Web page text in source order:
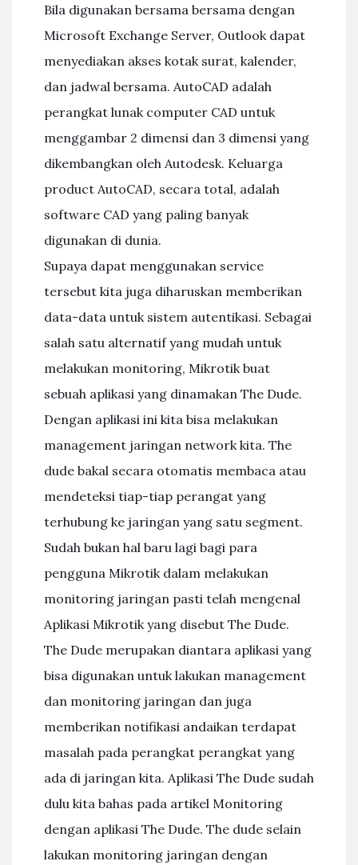
Bila digunakan bersama bersama dengan
Microsoft Exchange Server, Outlook dapat
menyediakan akses kotak surat, kalender,
dan jadwal bersama. AutoCAD adalah
perangkat lunak computer CAD untuk
menggambar 2 dimensi dan 3 dimensi yang
dikembangkan oleh Autodesk. Keluarga
product AutoCAD, secara total, adalah
software CAD yang paling banyak
digunakan di dunia.
Supaya dapat menggunakan service
tersebut kita juga diharuskan memberikan
data-data untuk sistem autentikasi. Sebagai
salah satu alternatif yang mudah untuk
melakukan monitoring, Mikrotik buat
sebuah aplikasi yang dinamakan The Dude.
Dengan aplikasi ini kita bisa melakukan
management jaringan network kita. The
dude bakal secara otomatis membaca atau
mendeteksi tiap-tiap perangat yang
terhubung ke jaringan yang satu segment.
Sudah bukan hal baru lagi bagi para
pengguna Mikrotik dalam melakukan
monitoring jaringan pasti telah mengenal
Aplikasi Mikrotik yang disebut The Dude.
The Dude merupakan diantara aplikasi yang
bisa digunakan untuk lakukan management
dan monitoring jaringan dan juga
memberikan notifikasi andaikan terdapat
masalah pada perangkat perangkat yang
ada di jaringan kita. Aplikasi The Dude sudah
dulu kita bahas pada artikel Monitoring
dengan aplikasi The Dude. The dude selain
lakukan monitoring jaringan dengan